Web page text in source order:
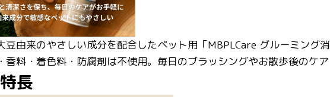
豆由来のやさしい成分を配合したペット用「MBPLCare グルーミング消
香料・着色料・防腐剤は不使用。毎日のブラッシングやお散歩後のケ
長